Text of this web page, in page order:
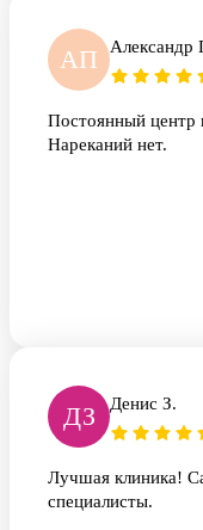
АП Александр
Постоянный центр
Нареканий нет.
ДЗ Денис З.
Лучшая клиника!
специалисты.